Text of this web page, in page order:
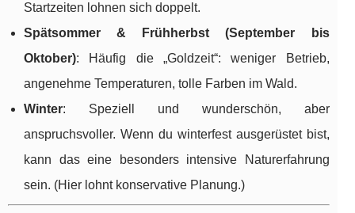
Startzeiten lohnen sich doppelt.
Spätsommer & Frühherbst (September bis
Oktober): Häufig die „Goldzeit“: weniger Betrieb,
angenehme Temperaturen, tolle Farben im Wald.
Winter: Speziell und wunderschön, aber
anspruchsvoller. Wenn du winterfest ausgerüstet bist,
kann das eine besonders intensive Naturerfahrung
sein. (Hier lohnt konservative Planung.)